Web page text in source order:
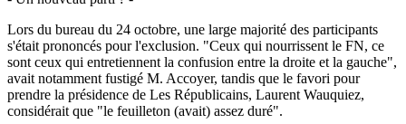
Lors du bureau du 24 octobre, une large majorité des participants
s'était prononcés pour l'exclusion. "Ceux qui nourrissent le FN, ce
sont ceux qui entretiennent la confusion entre la droite et la gauche",
avait notamment fustigé M. Accoyer, tandis que le favori pour
prendre la présidence de Les Républicains, Laurent Wauquiez,
considérait que "le feuilleton (avait) assez duré".